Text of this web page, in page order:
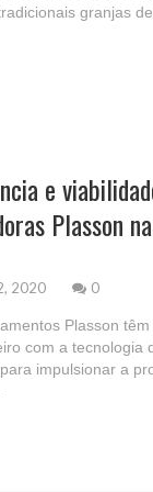
granjas
e
Plasson
2020 0
Plasson
com a tecnologia
impulsionar a